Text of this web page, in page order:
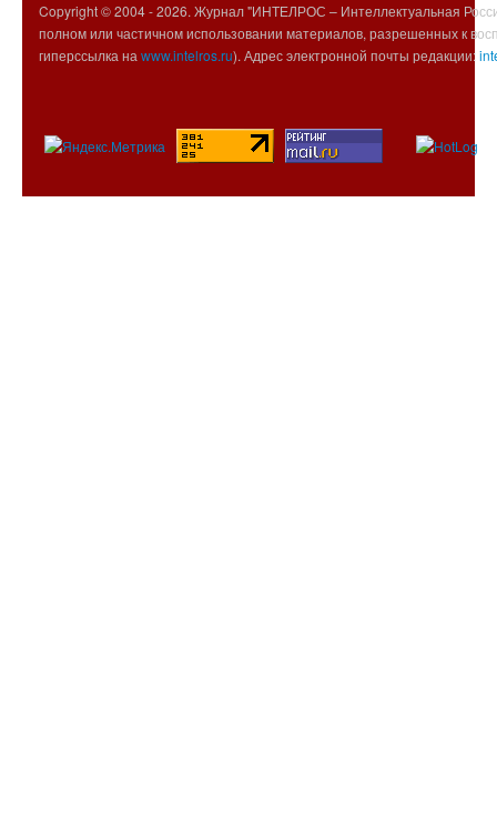
Copyright © 2004 -2026. Журнал "ИНТЕЛРОС – Интеллектуальная
полном или частичном использовании материалов, разрешенных к
гиперссылка на www.intelros.ru). Адрес электронной почты редакции: